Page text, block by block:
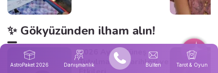
ve ilişkileriniz üzerindeki
yükselen burç hesaplama
nasıl yapılır? Çok basit! Tek
ihtiyacınız olan doğum
✨ Gökyüzünden ilham alın!
2026 Ay ve Güneş
Tutulmaları: Tarihleri ve
AstroPaket 2026 Danışmanlık Bülten Tarot & Oyun